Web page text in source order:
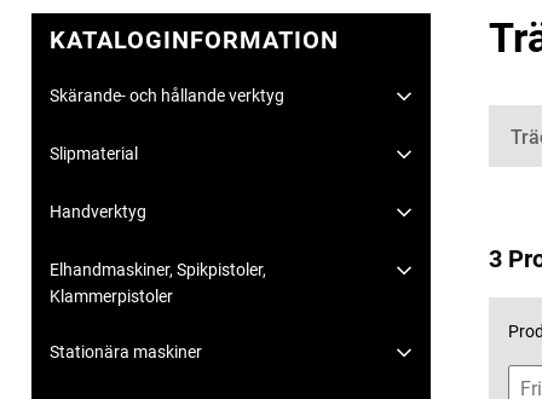
KATALOGINFORMATION
Skärande- och hållande verktyg
Slipmaterial
Handverktyg
Elhandmaskiner, Spikpistoler,
Klammerpistoler
Stationära maskiner
3